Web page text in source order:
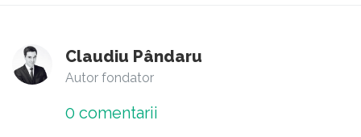
Claudiu Pândaru
Autor fondator
0 comentarii